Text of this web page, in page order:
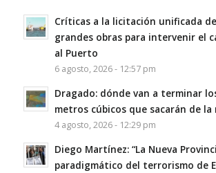
Críticas a la licitación unificada
grandes obras para intervenir el
al Puerto
6 agosto, 2026 - 12:57 pm
Dragado: dónde van a terminar
metros cúbicos que sacarán de la
4 agosto, 2026 - 12:29 pm
Diego Martínez: “La Nueva
paradigmático del terrorismo de